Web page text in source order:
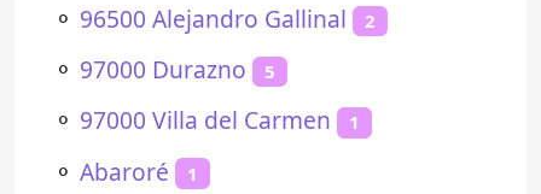
⚬ 96500 Alejandro Gallinal 2
⚬ 97000 Durazno 5
⚬ 97000 Villa del Carmen 1
⚬ Abaroré 1